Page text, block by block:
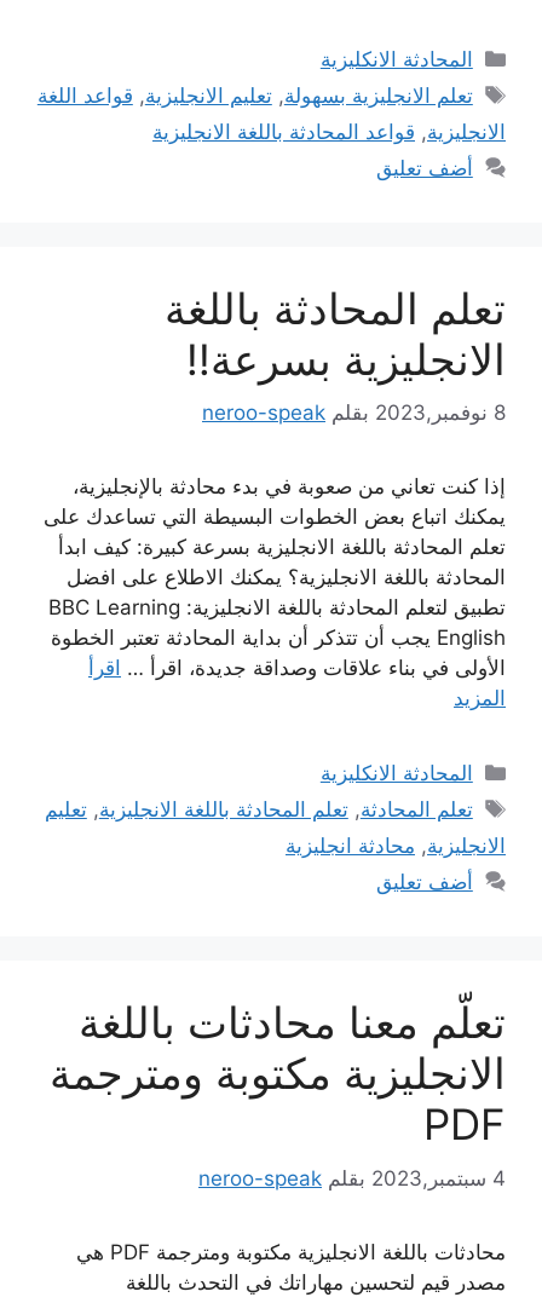
التصنيفات
المحادثة الانكليزية
الوسوم
تعلم الانجليزية بسهولة,تعليم الانجليزية, قواعد اللغة
الانجليزية, قواعد المحادثة باللغة الانجليزية
أضف تعليق
تعلم المحادثة باللغة
الانجليزية بسرعة!!
8 نوفمبر,2023 بقلم neroo-speak
إذا كنت تعاني من صعوبة في بدء محادثة بالإنجليزية،
يمكنك اتباع بعض الخطوات البسيطة التي تساعدك على
تعلم المحادثة باللغة الانجليزية بسرعة كبيرة: كيف ابدأ
المحادثة باللغة الانجليزية؟ يمكنك الاطلاع على افضل
تطبيق لتعلم المحادثة باللغة الانجليزية: BBC Learning
English يجب أن تتذكر أن بداية المحادثة تعتبر الخطوة
الأولى في بناء علاقات وصداقة جديدة، اقرأ … اقرأ
المزيد
التصنيفات
المحادثة الانكليزية
الوسوم
تعلم المحادثة,تعلم المحادثة باللغة الانجليزية,تعليم
الانجليزية, محادثة انجليزية
أضف تعليق
تعلّم معنا محادثات باللغة
الانجليزية مكتوبة ومترجمة
PDF
4 سبتمبر,2023 بقلم neroo-speak
محادثات باللغة الانجليزية مكتوبة ومترجمة PDF هي
مصدر قيم لتحسين مهاراتك في التحدث باللغة